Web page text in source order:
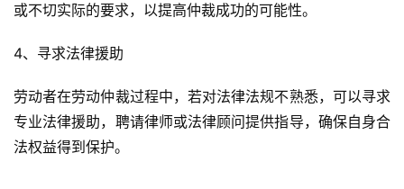
或不切实际的要求，以提高仲裁成功的可能性。
4、寻求法律援助
劳动者在劳动仲裁过程中，若对法律法规不熟悉，可以寻求
专业法律援助，聘请律师或法律顾问提供指导，确保自身合
法权益得到保护。